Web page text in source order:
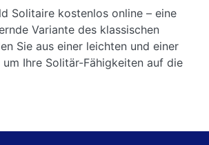
Solitaire kostenlos online – eine
Variante des klassischen
Sie aus einer leichten und einer
um Ihre Solitär-Fähigkeiten auf die